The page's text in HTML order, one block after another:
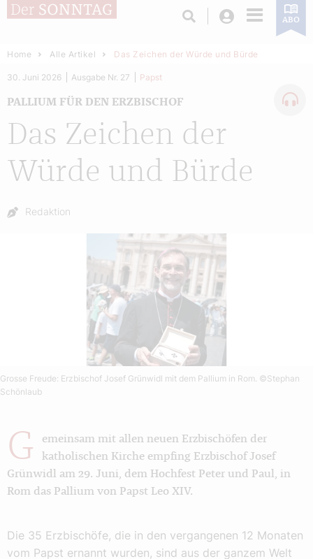
Login ABO
Home Alle Artikel Das Zeichen der Würde und Bürde
Das Zeichen der
Würde und Bürde
PALLIUM FÜR DEN ERZBISCHOF
30. Juni 2026 Ausgabe Nr. 27 Papst
Autor:
Redaktion
Grosse Freude: Erzbischof Josef Grünwidl mit dem Pallium in Rom. ©Stephan
Schönlaub
G
emeinsam mit allen neuen Erzbischöfen der
katholischen Kirche empfing Erzbischof Josef
Grünwidl am 29. Juni, dem Hochfest Peter und Paul, in
Rom das Pallium von Papst Leo XIV.
Die 35 Erzbischöfe, die in den vergangenen 12 Monaten
vom Papst ernannt wurden, sind aus der ganzem Welt